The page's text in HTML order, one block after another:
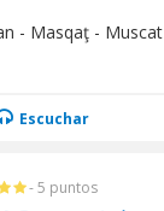
- Masqaţ - Muscat
Escuchar
- 5 puntos